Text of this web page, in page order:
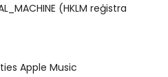
(HKLM reģistra
Apple Music